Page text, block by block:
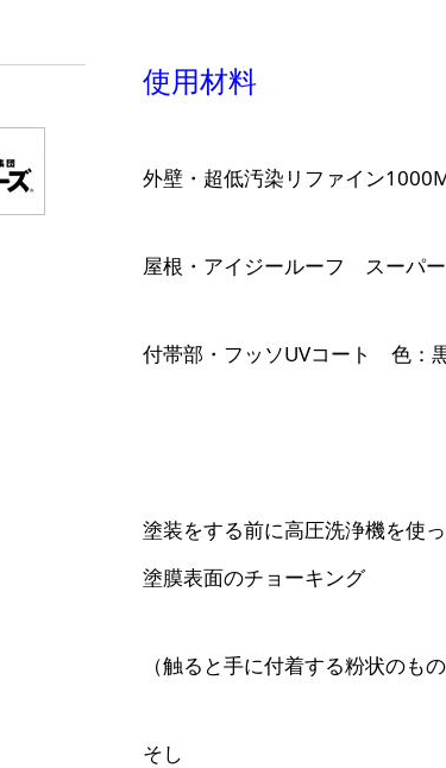
使用材料
外壁・超低汚染リファイン
屋根・アイジールーフ スーパ
付帯部・フッソUVコート 色：
塗装をする前に高圧洗浄機を使
塗膜表面のチョーキング
（触ると手に付着する粉状のも
そし